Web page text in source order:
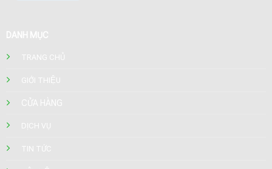
DANH MỤC
TRANG CHỦ
GIỚI THIỆU
CỬA HÀNG
DỊCH VỤ
TIN TỨC